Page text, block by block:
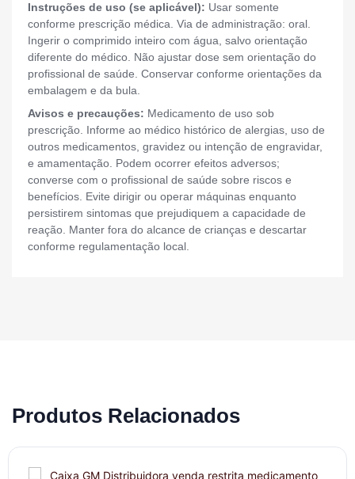
Instruções de uso (se aplicável): Usar somente
conforme prescrição médica. Via de administração: oral.
Ingerir o comprimido inteiro com água, salvo orientação
diferente do médico. Não ajustar dose sem orientação do
profissional de saúde. Conservar conforme orientações da
embalagem e da bula.
Avisos e precauções: Medicamento de uso sob
prescrição. Informe ao médico histórico de alergias, uso de
outros medicamentos, gravidez ou intenção de engravidar,
e amamentação. Podem ocorrer efeitos adversos;
converse com o profissional de saúde sobre riscos e
benefícios. Evite dirigir ou operar máquinas enquanto
persistirem sintomas que prejudiquem a capacidade de
reação. Manter fora do alcance de crianças e descartar
conforme regulamentação local.
Produtos Relacionados